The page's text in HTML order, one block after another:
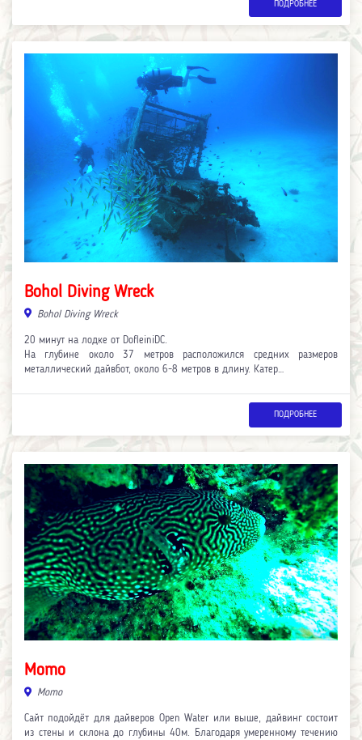
ПОДРОБНЕЕ
Bohol Diving Wreck
Bohol Diving Wreck
20 минут на лодке от DofleiniDC.
На глубине около 37 метров расположился средних размеров
металлический дайвбот, около 6-8 метров в длину. Катер…
ПОДРОБНЕЕ
Momo
Momo
Сайт подойдёт для дайверов Open Water или выше, дайвинг состоит
из стены и склона до глубины 40м. Благодаря умеренному течению